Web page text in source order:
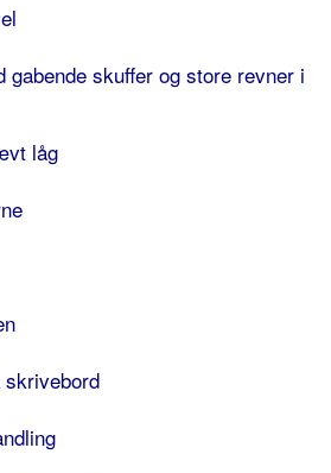
gabende skuffer og store revner i
låg
skrivebord